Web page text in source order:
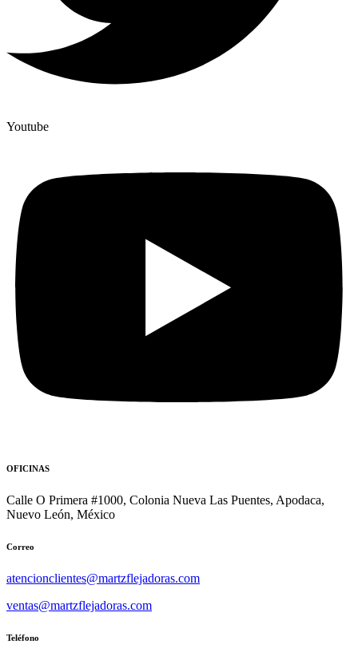
Youtube
OFICINAS
Calle O Primera #1000, Colonia Nueva Las Puentes, Apodaca,
Nuevo León, México
Correo
atencionclientes@martzflejadoras.com
ventas@martzflejadoras.com
Teléfono